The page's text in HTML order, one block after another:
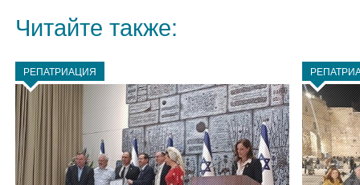
Читайте также:
РЕПАТРИАЦИЯ